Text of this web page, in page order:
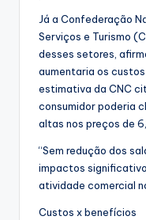
Já a Confederação
Serviços e Turismo
desses setores,
aumentaria os custos
estimativa da CNC
consumidor poderia
altas nos preços de
“Sem redução dos
impactos
atividade comercial
Custos x benefícios